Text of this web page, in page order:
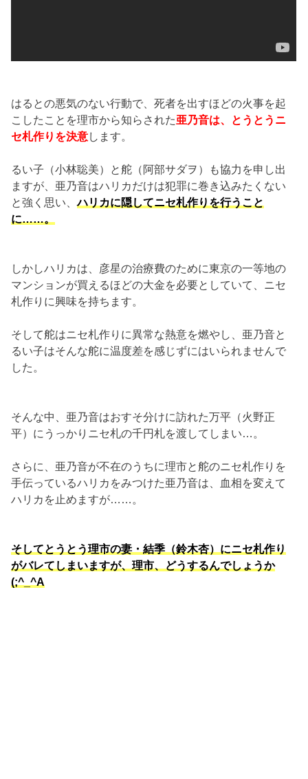
はるとの悪気のない行動で、死者を出すほどの火事を起
こしたことを理市から知らされた亜乃音は、とうとうニ
セ札作りを決意します。
るい子（小林聡美）と舵（阿部サダヲ）も協力を申し出
ますが、亜乃音はハリカだけは犯罪に巻き込みたくない
と強く思い、ハリカに隠してニセ札作りを行うこと
に……。
しかしハリカは、彦星の治療費のために東京の一等地の
マンションが買えるほどの大金を必要としていて、ニセ
札作りに興味を持ちます。
そして舵はニセ札作りに異常な熱意を燃やし、亜乃音と
るい子はそんな舵に温度差を感じずにはいられませんで
した。
そんな中、亜乃音はおすそ分けに訪れた万平（火野正
平）にうっかりニセ札の千円札を渡してしまい…。
さらに、亜乃音が不在のうちに理市と舵のニセ札作りを
手伝っているハリカをみつけた亜乃音は、血相を変えて
ハリカを止めますが……。
そしてとうとう理市の妻・結季（鈴木杏）にニセ札作り
がバレてしまいますが、理市、どうするんでしょうか
(;^_^A